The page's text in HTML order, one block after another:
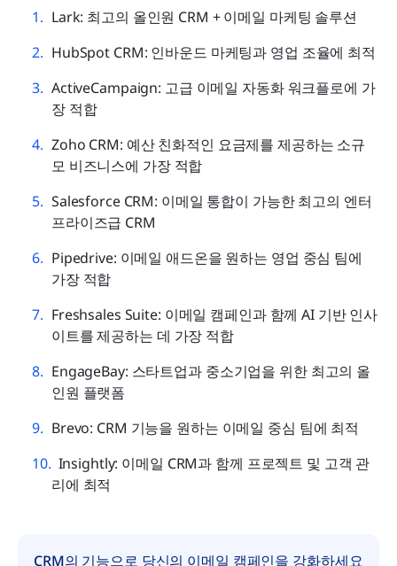
Lark: 최고의 올인원 CRM + 이메일 마케팅 솔루션
HubSpot CRM: 인바운드 마케팅과 영업 조율에 최적
ActiveCampaign: 고급 이메일 자동화 워크플로에 가
장 적합
Zoho CRM: 예산 친화적인 요금제를 제공하는 소규
모 비즈니스에 가장 적합
Salesforce CRM: 이메일 통합이 가능한 최고의 엔터
프라이즈급 CRM
Pipedrive: 이메일 애드온을 원하는 영업 중심 팀에
가장 적합
Freshsales Suite: 이메일 캠페인과 함께 AI 기반 인사
이트를 제공하는 데 가장 적합
EngageBay: 스타트업과 중소기업을 위한 최고의 올
인원 플랫폼
Brevo: CRM 기능을 원하는 이메일 중심 팀에 최적
Insightly: 이메일 CRM과 함께 프로젝트 및 고객 관
리에 최적
CRM의 기능으로 당신의 이메일 캠페인을 강화하세요